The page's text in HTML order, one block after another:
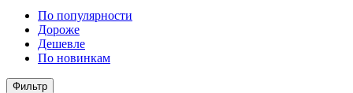
По популярности
Дороже
Дешевле
По новинкам
Фильтр